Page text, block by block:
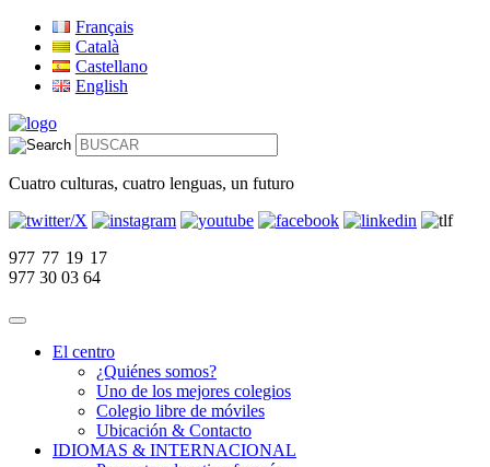
Français
Català
Castellano
English
Cuatro culturas, cuatro lenguas, un futuro
977 77 19 17
977 30 03 64
El centro
¿Quiénes somos?
Uno de los mejores colegios
Colegio libre de móviles
Ubicación & Contacto
IDIOMAS & INTERNACIONAL